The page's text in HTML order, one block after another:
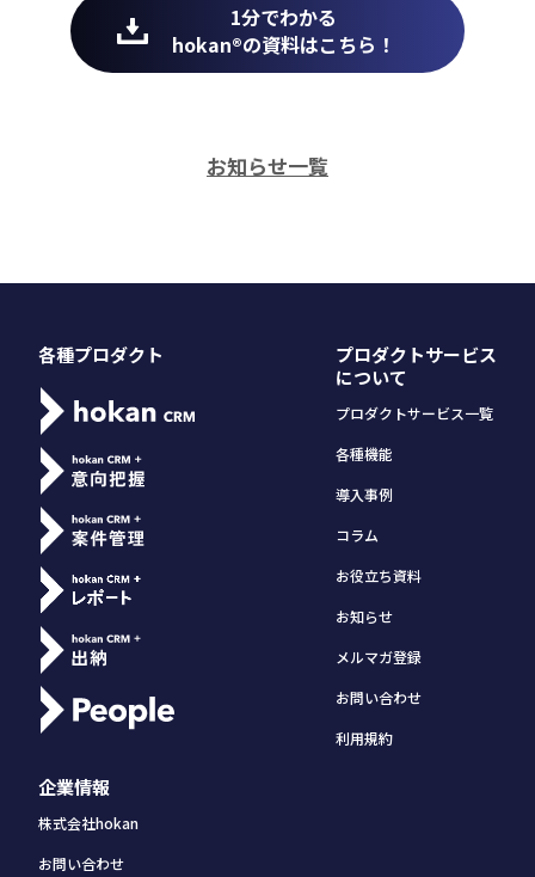
1分でわかる
hokan®︎の資料はこちら！
お知らせ一覧
各種プロダクト
企業情報
株式会社hokan
お問い合わせ
プロダクトサービス
について
プロダクトサービス一覧
各種機能
導入事例
コラム
お役立ち資料
お知らせ
メルマガ登録
お問い合わせ
利用規約